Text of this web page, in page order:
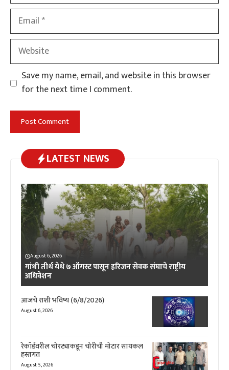
Email
Website
Save my name, email, and website in this browser
for the next time I comment.
LATEST NEWS
August 6, 2026
गांधी तीर्थ येथे ७ ऑगस्ट पासून हरिजन सेवक संघाचे राष्ट्रीय
अधिवेशन
आजचे राशी भविष्य (6/8/2026)
August 6, 2026
रेकॉर्डवरील चोरट्याकडून चोरीची मोटार सायकल
हस्तगत
August 5, 2026